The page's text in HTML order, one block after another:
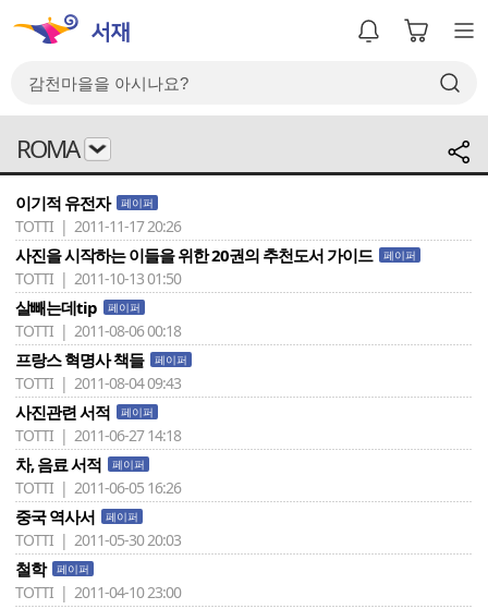
ROMA
이기적 유전자 페이퍼
TOTTI | 2011-11-17 20:26
사진을 시작하는 이들을 위한 20권의 추천도서 가이드 페이퍼
TOTTI | 2011-10-13 01:50
살빼는데tip 페이퍼
TOTTI | 2011-08-06 00:18
프랑스 혁명사 책들 페이퍼
TOTTI | 2011-08-04 09:43
사진관련 서적 페이퍼
TOTTI | 2011-06-27 14:18
차, 음료 서적 페이퍼
TOTTI | 2011-06-05 16:26
중국 역사서 페이퍼
TOTTI | 2011-05-30 20:03
철학 페이퍼
TOTTI | 2011-04-10 23:00